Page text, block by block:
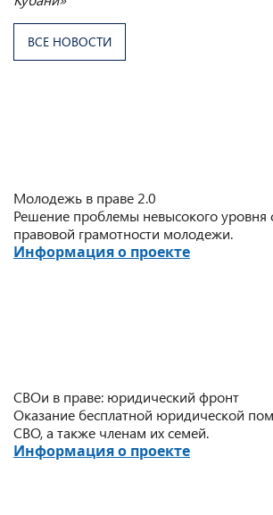
ВСЕ НОВОСТИ
Молодежь в праве 2.0
Решение проблемы невысокого уровня
правовой грамотности молодежи.
Информация о проекте
СВОи в праве: юридический фронт
Оказание бесплатной юридической
СВО, а также членам их семей.
Информация о проекте